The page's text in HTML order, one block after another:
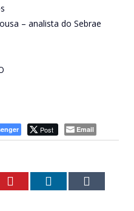
– analista do Sebrae
Post Email
Pinterest LinkedIn